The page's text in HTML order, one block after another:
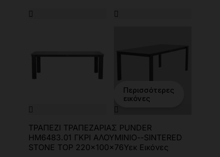
 

Περισσότερες
εικόνες

ΤΡΑΠΕΖΙ ΤΡΑΠΕΖΑΡΙΑΣ PUNDER
HM6483.01 ΓΚΡΙ ΑΛΟΥΜΙΝΙΟ--SINTERED
STONE TOP 220x100x76Υεκ Εικόνες